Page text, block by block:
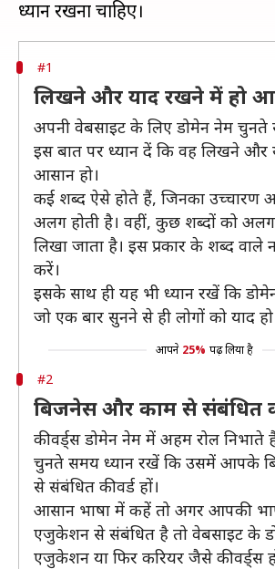
#1
लिखने और याद रखने में हो
अपनी वेबसाइट के लिए डोमेन नेम
इस बात पर ध्यान दें कि वह लिखने और
आसान हो।
कई शब्द ऐसे होते हैं, जिनका उच्चारण
अलग होती है। वहीं, कुछ शब्दों को
लिखा जाता है। इस प्रकार के शब्द वाले
करें।
इसके साथ ही यह भी ध्यान रखें कि
जो एक बार सुनने से ही लोगों को याद
आपने 25% पढ़ लिया है
#2
बिजनेस और काम से संबंधित
कीवर्ड्स डोमेन नेम में अहम रोल निभाते
चुनते समय ध्यान रखें कि उसमें आपके
से संबंधित कीवर्ड हों।
आसान भाषा में कहें तो अगर आपकी
एजुकेशन से संबंधित है तो वेबसाइट के
एजुकेशन या फिर करियर जैसे कीवर्ड्स